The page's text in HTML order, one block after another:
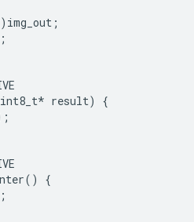
result) {
{